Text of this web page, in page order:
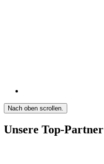
Nach oben scrollen.
Unsere Top-Partner